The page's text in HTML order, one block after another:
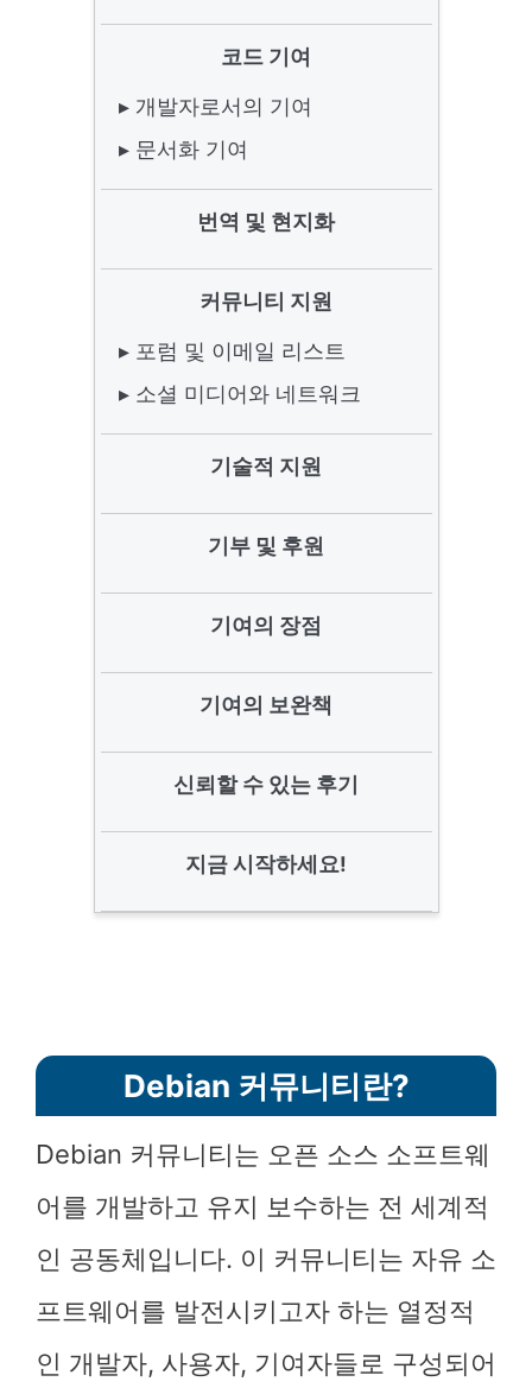
코드 기여
▸ 개발자로서의 기여
▸ 문서화 기여
번역 및 현지화
커뮤니티 지원
▸ 포럼 및 이메일 리스트
▸ 소셜 미디어와 네트워크
기술적 지원
기부 및 후원
기여의 장점
기여의 보완책
신뢰할 수 있는 후기
지금 시작하세요!
Debian 커뮤니티란?
Debian 커뮤니티는 오픈 소스 소프트웨
어를 개발하고 유지 보수하는 전 세계적
인 공동체입니다. 이 커뮤니티는 자유 소
프트웨어를 발전시키고자 하는 열정적
인 개발자, 사용자, 기여자들로 구성되어